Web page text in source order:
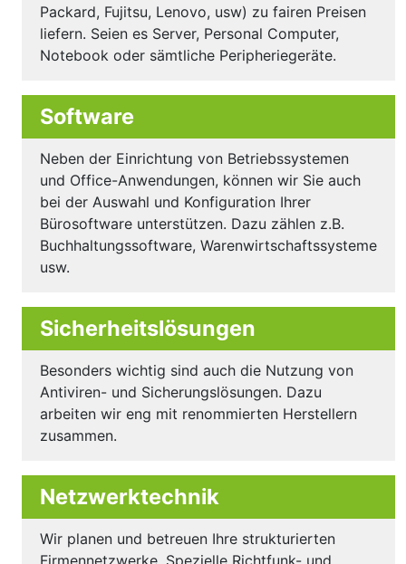
Packard, Fujitsu, Lenovo, usw) zu fairen Preisen
liefern. Seien es Server, Personal Computer,
Notebook oder sämtliche Peripheriegeräte.
Software
Neben der Einrichtung von Betriebssystemen
und Office-Anwendungen, können wir Sie auch
bei der Auswahl und Konfiguration Ihrer
Bürosoftware unterstützen. Dazu zählen z.B.
Buchhaltungssoftware, Warenwirtschaftssysteme
usw.
Sicherheitslösungen
Besonders wichtig sind auch die Nutzung von
Antiviren- und Sicherungslösungen. Dazu
arbeiten wir eng mit renommierten Herstellern
zusammen.
Netzwerktechnik
Wir planen und betreuen Ihre strukturierten
Firmennetzwerke. Spezielle Richtfunk- und